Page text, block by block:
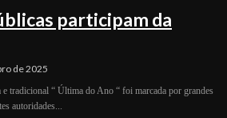
participam da
de 2025
e tradicional “ Última do Ano “ foi marcada por grandes
autoridades...